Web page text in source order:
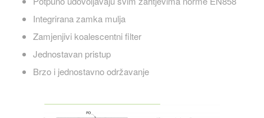
Integrirana zamka mulja
Zamjenjivi koalescentni filter
Jednostavan pristup
Brzo i jednostavno održavanje